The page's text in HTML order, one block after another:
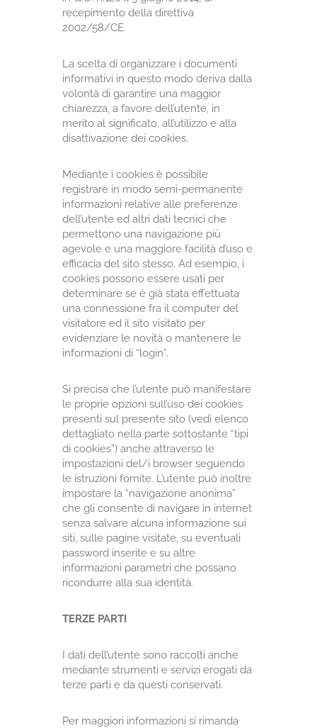
recepimento della direttiva
2002/58/CE.
La scelta di organizzare i documenti
informativi in questo modo deriva dalla
volontà di garantire una maggior
chiarezza, a favore dell’utente, in
merito al significato, all’utilizzo e alla
disattivazione dei cookies.
Mediante i cookies è possibile
registrare in modo semi-permanente
informazioni relative alle preferenze
dell’utente ed altri dati tecnici che
permettono una navigazione più
agevole e una maggiore facilità d’uso e
efficacia del sito stesso. Ad esempio, i
cookies possono essere usati per
determinare se è già stata effettuata
una connessione fra il computer del
visitatore ed il sito visitato per
evidenziare le novità o mantenere le
informazioni di “login”.
Si precisa che l’utente può manifestare
le proprie opzioni sull’uso dei cookies
presenti sul presente sito (vedi elenco
dettagliato nella parte sottostante “tipi
di cookies”) anche attraverso le
impostazioni del/i browser seguendo
le istruzioni fornite. L’utente può inoltre
impostare la “navigazione anonima”
che gli consente di navigare in internet
senza salvare alcuna informazione sui
siti, sulle pagine visitate, su eventuali
password inserite e su altre
informazioni parametri che possano
ricondurre alla sua identità.
TERZE PARTI
I dati dell’utente sono raccolti anche
mediante strumenti e servizi erogati da
terze parti e da questi conservati.
Per maggiori informazioni si rimanda